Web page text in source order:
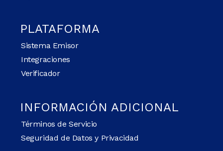
PLATAFORMA
Sistema Emisor
Integraciones
Verificador
INFORMACIÓN ADICIONAL
Términos de Servicio
Seguridad de Datos y Privacidad